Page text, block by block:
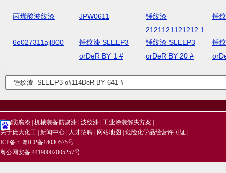
丙烯酸波纹漆 JPW0611 锤纹漆
2121121121212.1
锤
6o027311ajl800 锤纹漆 SLEEP3
orDeR BY 1 #
锤纹漆 SLEEP3
orDeR BY 20 #
锤
工程防腐漆 机械装备防腐漆 波纹漆 工业涂装解决方案
关于庞大化工 新闻中心 人才招聘 网站地图 危险化学品经营许可证
ICP备： 粤ICP备14030575号
粤公网安备 44190002005257号